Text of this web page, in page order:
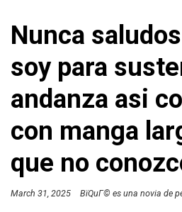
Nunca
soy para
andanza asi
con manga
que no
March 31, 2025 ВїQuГ© es una novia de